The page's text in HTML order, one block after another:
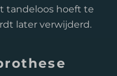
tandeloos hoeft te
later verwijderd.